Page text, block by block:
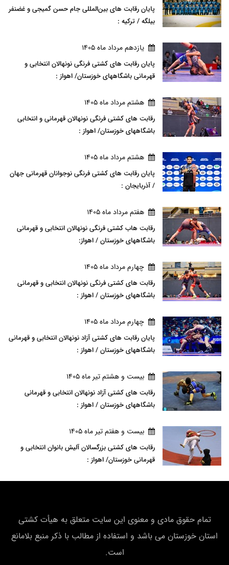
پایان رقابت های بین‌المللی جام حسن گمیجی و غضنفر
بیلگه / ترکیه :
يازدهم مرداد ماه 1405
پایان رقابت های کشتی فرنگی نونهالان انتخابی و
قهرمانی باشگاههای خوزستان/ اهواز :
هشتم مرداد ماه 1405
رقابت های کشتی فرنگی نونهالان قهرمانی و انتخابی
باشگاههای خوزستان/ اهواز :
هشتم مرداد ماه 1405
پایان رقابت های کشتی فرنگی نوجوانان قهرمانی جهان
/ آذربایجان :
هفتم مرداد ماه 1405
رقابت هاب کشتی فرنگی نونهالان انتخابی و قهرمانی
باشگاههای خوزستان / اهواز:
چهارم مرداد ماه 1405
رقابت های کشتی فرنگی نونهالان انتخابی و قهرمانی
باشگاههای خوزستان / اهواز :
چهارم مرداد ماه 1405
پایان رقابت های کشتی آزاد نونهالان انتخابی و قهرمانی
باشگاههای خوزستان / اهواز :
بيست و هشتم تير ماه 1405
رقابت های کشتی آزاد نونهالان انتخابی و قهرمانی
باشگاههای خوزستان / اهواز :
بيست و هفتم تير ماه 1405
رقابت های کشتی بزرگسالان آلیش بانوان انتخابی و
قهرمانی خوزستان/ اهواز :
تمام حقوق مادی و معنوی این سایت متعلق به هیأت كشتی
استان خوزستان می باشد و استفاده از مطالب با ذکر منبع بلامانع
است.